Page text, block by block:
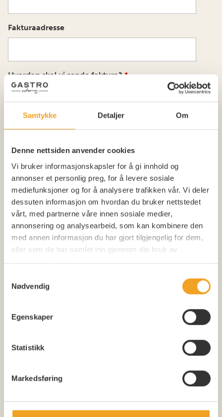
Samtykke Detaljer Om
Denne nettsiden anvender cookies
Vi bruker informasjonskapsler for å gi innhold og
annonser et personlig preg, for å levere sosiale
mediefunksjoner og for å analysere trafikken vår. Vi deler
dessuten informasjon om hvordan du bruker nettstedet
vårt, med partnerne våre innen sosiale medier,
annonsering og analysearbeid, som kan kombinere den
med annen informasjon du har gjort tilgjengelig for dem,
eller som de har samlet inn gjennom din bruk av
tjenestene deres.
Nødvendig
Egenskaper
Statistikk
Markedsføring
Fakturaadresse
Hvordan skal vi sende faktura?*
Postnummer
Poststed
Er du en robot? *
Samtykke*
Jeg samtykker til lagring og prosessering av data jeg